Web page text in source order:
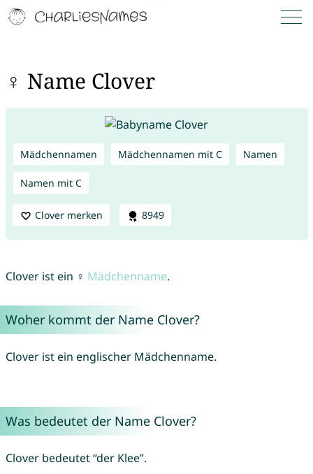
♀ Name Clover
Mädchennamen Mädchennamen mit C Namen
Namen mit C
Clover merken 8949
Clover ist ein ♀ Mädchenname.
Woher kommt der Name Clover?
Clover ist ein englischer Mädchenname.
Was bedeutet der Name Clover?
Clover bedeutet “der Klee”.